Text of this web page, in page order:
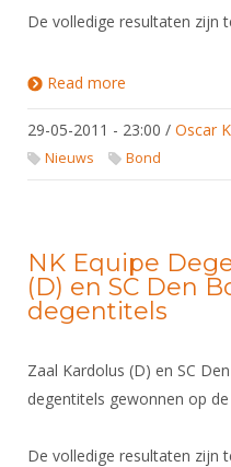
Promotie en logo
Geschiedenis van het
De volledige resultaten zijn
Read more
29-05-2011 - 23:00 / Oscar
Nieuws Bond
NK Equipe
(D) en SC Den
degentitels
Zaal Kardolus (D) en SC
degentitels gewonnen op
De volledige resultaten zijn